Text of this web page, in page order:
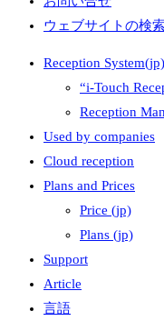
ウェブサイトの検
Reception System(jp)
“i-Touch
Reception
Used by companies
Cloud reception
Plans and Prices
Price (jp)
Plans (jp)
Support
Article
言語